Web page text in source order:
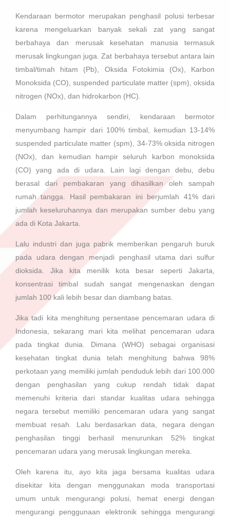
Kendaraan bermotor merupakan penghasil polusi terbesar
karena mengeluarkan banyak sekali zat yang sangat
berbahaya dan merusak kesehatan manusia termasuk
merusak lingkungan juga. Zat berbahaya tersebut antara lain
timbal/timah hitam (Pb), Oksida Fotokimia (Ox), Karbon
Monoksida (CO), suspended particulate matter (spm), oksida
nitrogen (NOx), dan hidrokarbon (HC).
Dalam perhitungannya sendiri, kendaraan bermotor
menyumbang hampir dari 100% timbal, kemudian 13-14%
suspended particulate matter (spm), 34-73% oksida nitrogen
(NOx), dan kemudian hampir seluruh karbon monoksida
(CO) yang ada di udara. Lain lagi dengan debu, debu
berasal dari pembakaran yang dihasilkan oleh sampah
rumah tangga. Hasil pembakaran ini berjumlah 41% dari
jumlah keseluruhannya dan merupakan sumber debu yang
ada di Kota Jakarta.
Lalu industri dan juga pabrik memberikan pengaruh buruk
pada udara dengan menjadi penghasil utama dari sulfur
dioksida. Jika kita menilik kota besar seperti Jakarta,
konsentrasi timbal sudah sangat mengenaskan dengan
jumlah 100 kali lebih besar dan diambang batas.
Jika tadi kita menghitung persentase pencemaran udara di
Indonesia, sekarang mari kita melihat pencemaran udara
pada tingkat dunia. Dimana (WHO) sebagai organisasi
kesehatan tingkat dunia telah menghitung bahwa 98%
perkotaan yang memiliki jumlah penduduk lebih dari 100.000
dengan penghasilan yang cukup rendah tidak dapat
memenuhi kriteria dari standar kualitas udara sehingga
negara tersebut memiliki pencemaran udara yang sangat
membuat resah. Lalu berdasarkan data, negara dengan
penghasilan tinggi berhasil menurunkan 52% tingkat
pencemaran udara yang merusak lingkungan mereka.
Oleh karena itu, ayo kita jaga bersama kualitas udara
disekitar kita dengan menggunakan moda transportasi
umum untuk mengurangi polusi, hemat energi dengan
mengurangi penggunaan elektronik sehingga mengurangi